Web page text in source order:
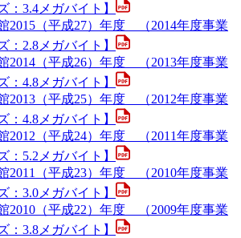
：3.4メガバイト】
2015（平成27）年度 （2014年度事業
：2.8メガバイト】
2014（平成26）年度 （2013年度事業
：4.8メガバイト】
2013（平成25）年度 （2012年度事業
：4.8メガバイト】
2012（平成24）年度 （2011年度事業
：5.2メガバイト】
2011（平成23）年度 （2010年度事業
：3.0メガバイト】
2010（平成22）年度 （2009年度事業
：3.8メガバイト】